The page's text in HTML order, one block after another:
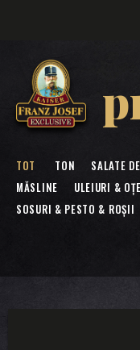
TOT TON SALATE
MĂSLINE
ULEIURI &
SOSURI & PESTO & ROȘII